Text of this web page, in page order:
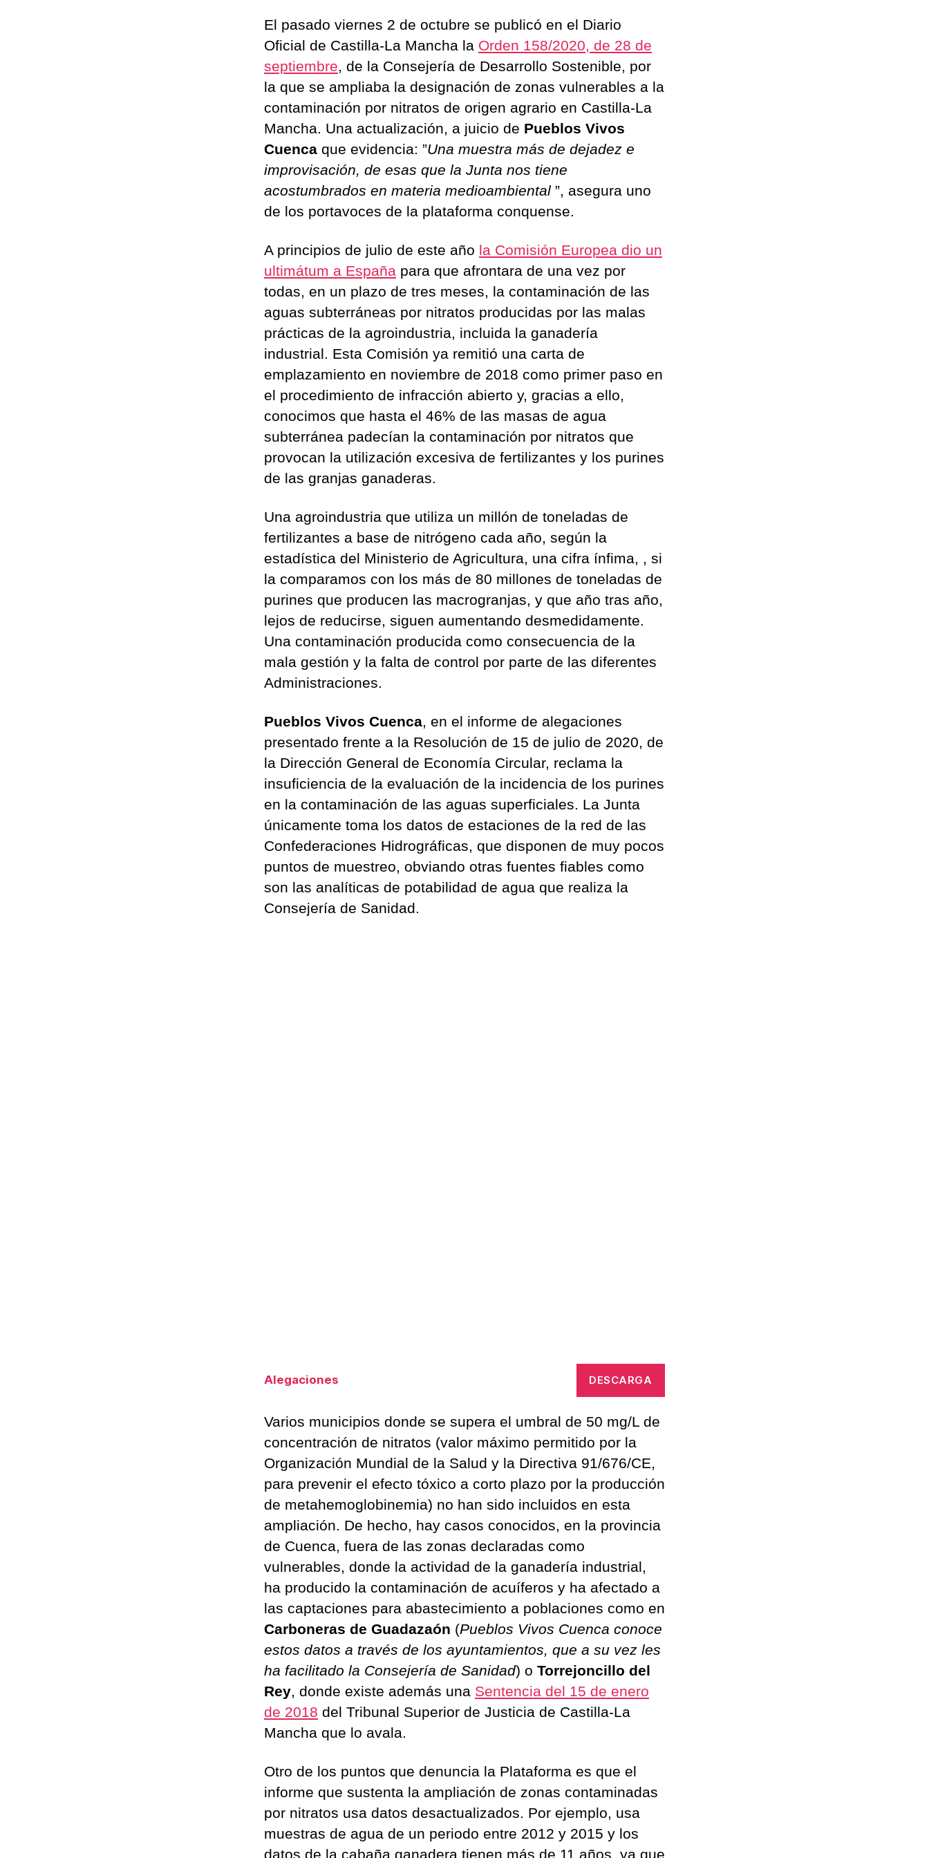
El pasado viernes 2 de octubre se publicó en el Diario
Oficial de Castilla-La Mancha la Orden 158/2020, de 28 de
septiembre, de la Consejería de Desarrollo Sostenible, por
la que se ampliaba la designación de zonas vulnerables a la
contaminación por nitratos de origen agrario en Castilla-La
Mancha. Una actualización, a juicio de Pueblos Vivos
Cuenca que evidencia: ”Una muestra más de dejadez e
improvisación, de esas que la Junta nos tiene
acostumbrados en materia medioambiental ”, asegura uno
de los portavoces de la plataforma conquense.
A principios de julio de este año la Comisión Europea dio un
ultimátum a España para que afrontara de una vez por
todas, en un plazo de tres meses, la contaminación de las
aguas subterráneas por nitratos producidas por las malas
prácticas de la agroindustria, incluida la ganadería
industrial. Esta Comisión ya remitió una carta de
emplazamiento en noviembre de 2018 como primer paso en
el procedimiento de infracción abierto y, gracias a ello,
conocimos que hasta el 46% de las masas de agua
subterránea padecían la contaminación por nitratos que
provocan la utilización excesiva de fertilizantes y los purines
de las granjas ganaderas.
Una agroindustria que utiliza un millón de toneladas de
fertilizantes a base de nitrógeno cada año, según la
estadística del Ministerio de Agricultura, una cifra ínfima, , si
la comparamos con los más de 80 millones de toneladas de
purines que producen las macrogranjas, y que año tras año,
lejos de reducirse, siguen aumentando desmedidamente.
Una contaminación producida como consecuencia de la
mala gestión y la falta de control por parte de las diferentes
Administraciones.
Pueblos Vivos Cuenca, en el informe de alegaciones
presentado frente a la Resolución de 15 de julio de 2020, de
la Dirección General de Economía Circular, reclama la
insuficiencia de la evaluación de la incidencia de los purines
en la contaminación de las aguas superficiales. La Junta
únicamente toma los datos de estaciones de la red de las
Confederaciones Hidrográficas, que disponen de muy pocos
puntos de muestreo, obviando otras fuentes fiables como
son las analíticas de potabilidad de agua que realiza la
Consejería de Sanidad.
Alegaciones DESCARGA
Varios municipios donde se supera el umbral de 50 mg/L de
concentración de nitratos (valor máximo permitido por la
Organización Mundial de la Salud y la Directiva 91/676/CE,
para prevenir el efecto tóxico a corto plazo por la producción
de metahemoglobinemia) no han sido incluidos en esta
ampliación. De hecho, hay casos conocidos, en la provincia
de Cuenca, fuera de las zonas declaradas como
vulnerables, donde la actividad de la ganadería industrial,
ha producido la contaminación de acuíferos y ha afectado a
las captaciones para abastecimiento a poblaciones como en
Carboneras de Guadazaón (Pueblos Vivos Cuenca conoce
estos datos a través de los ayuntamientos, que a su vez les
ha facilitado la Consejería de Sanidad) o Torrejoncillo del
Rey , donde existe además una Sentencia del 15 de enero
de 2018 del Tribunal Superior de Justicia de Castilla-La
Mancha que lo avala.
Otro de los puntos que denuncia la Plataforma es que el
informe que sustenta la ampliación de zonas contaminadas
por nitratos usa datos desactualizados. Por ejemplo, usa
muestras de agua de un periodo entre 2012 y 2015 y los
datos de la cabaña ganadera tienen más de 11 años, ya que